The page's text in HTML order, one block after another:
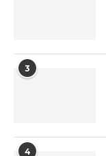
3
4